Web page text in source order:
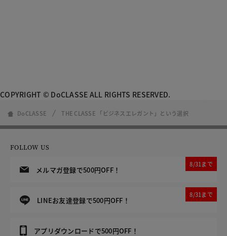
COPYRIGHT © DoCLASSE ALL RIGHTS RESERVED.
DoCLASSE THE CLASSE 「ビジネスエレガント」という選択
FOLLOW US
メルマガ登録で500円OFF！
8/31まで
LINEお友達登録で500円OFF！
8/31まで
アプリダウンロードで500円OFF！